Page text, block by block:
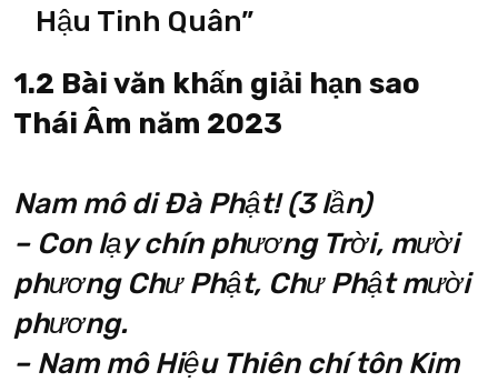
Hậu Tinh Quân”
1.2 Bài văn khấn giải hạn sao
Thái Âm năm 2023
Nam mô di Đà Phật! (3 lần)
– Con lạy chín phương Trời, mười
phương Chư Phật, Chư Phật mười
phương.
– Nam mô Hiệu Thiên chí tôn Kim